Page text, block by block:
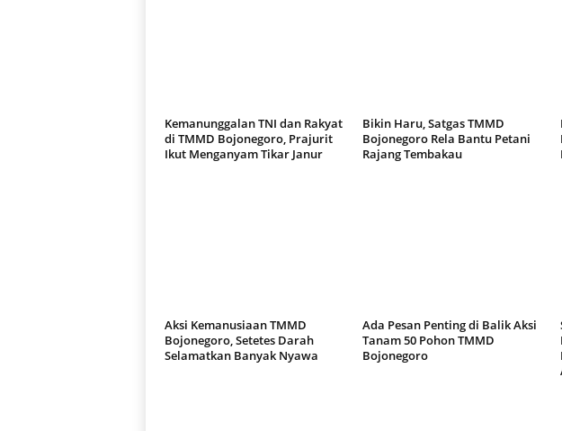
Kemanunggalan TNI dan Rakyat
di TMMD Bojonegoro, Prajurit
Ikut Menganyam Tikar Janur
Bikin Haru, Satgas TMMD
Bojonegoro Rela Bantu Petani
Rajang Tembakau
Aksi Kemanusiaan TMMD
Bojonegoro, Setetes Darah
Selamatkan Banyak Nyawa
Ada Pesan Penting di Balik Aksi
Tanam 50 Pohon TMMD
Bojonegoro